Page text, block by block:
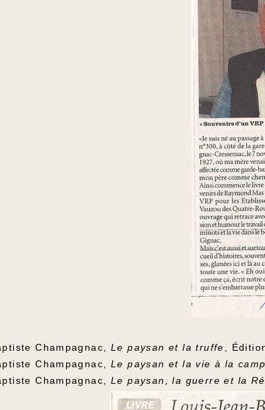
Champagnac, Le paysan et la truffe
,
Champagnac,
Le paysan et la vie à la
Champagnac, Le paysan, la guerre et la